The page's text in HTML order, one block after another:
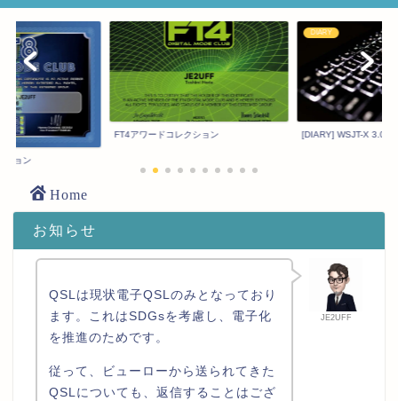
ション
FT4アワードコレクション
DIARY
[DIARY] WSJT-X 3.0
Home
お知らせ
JE2UFF
QSLは現状電子QSLのみとなっており
ます。これはSDGsを考慮し、電子化
を推進のためです。
従って、ビューローから送られてきた
QSLについても、返信することはござ